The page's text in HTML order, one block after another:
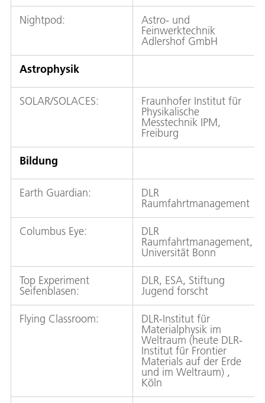
Nightpod: Astro- und
Feinwerktechnik
Adlershof GmbH
Astrophysik
SOLAR/SOLACES: Fraunhofer Institut für
Physikalische
Messtechnik IPM,
Freiburg
Bildung
Earth Guardian: DLR
Raumfahrtmanagement
Columbus Eye: DLR
Raumfahrtmanagement,
Universität Bonn
Top Experiment
Seifenblasen:
DLR, ESA, Stiftung
Jugend forscht
Flying Classroom: DLR-Institut für
Materialphysik im
Weltraum (heute DLR-
Institut für Frontier
Materials auf der Erde
und im Weltraum) ,
Köln